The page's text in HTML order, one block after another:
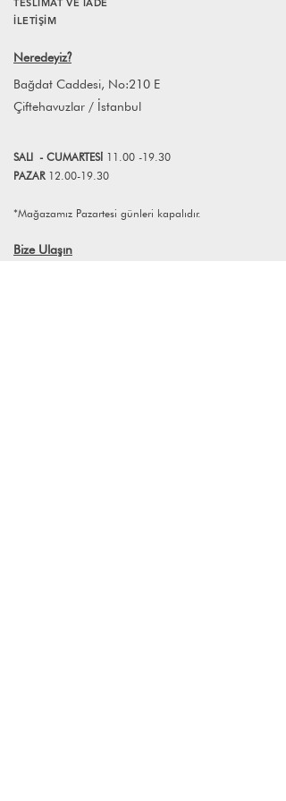
adına, ona oldukça az müdahalede
bulması sağlanıyor.
koşullarına uyması gerekmektedir.
info@lagomstore.co adresine mail
atabilirsiniz.
İLETİŞİM
Neredeyiz?
Bağdat Caddesi, No:210 E
Çiftehavuzlar / İstanbul
SALI - CUMARTESİ 11.00 -19.30
PAZAR 12.00-19.30
*Mağazamız Pazartesi günleri kapalıdır.
Bize Ulaşın